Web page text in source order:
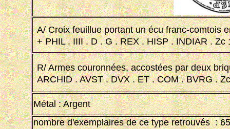
A/ Croix feuillue portant un écu franc-comtois
+ PHIL . IIII . D . G . REX . HISP . INDIAR . Zc
R/ Armes couronnées, accostées par deux
ARCHID . AVST . DVX . ET . COM . BVRG . Zc
Métal : Argent
nombre d'exemplaires de ce type retrouvés :